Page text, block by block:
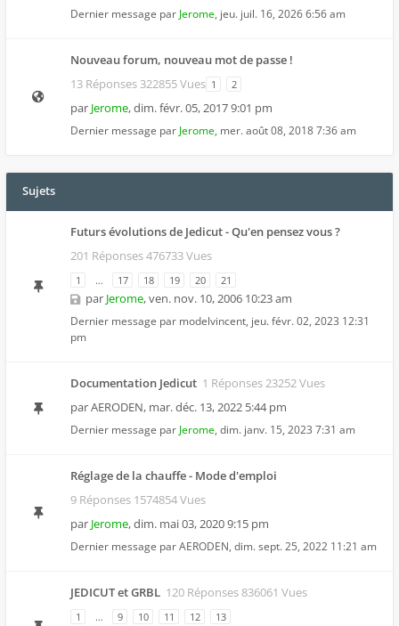
Dernier message par Jerome, jeu. juil. 16, 2026 6:56 am
Nouveau forum, nouveau mot de passe !
13 Réponses 322855 Vues 1 2
par Jerome,dim. févr. 05, 2017 9:01 pm
Dernier message par Jerome, mer. août 08, 2018 7:36 am
Sujets
Futurs évolutions de Jedicut - Qu'en pensez vous ?
201 Réponses 476733 Vues
1 … 17 18 19 20 21
par Jerome,ven. nov. 10, 2006 10:23 am
Dernier message par modelvincent, jeu. févr. 02, 2023 12:31
pm
Documentation Jedicut 1 Réponses 23252 Vues
parAERODEN, mar. déc. 13, 2022 5:44 pm
Dernier message par Jerome, dim. janv. 15, 2023 7:31 am
Réglage de la chauffe - Mode d'emploi
9 Réponses 1574854 Vues
par Jerome,dim. mai 03, 2020 9:15 pm
Dernier message parAERODEN, dim. sept. 25, 2022 11:21 am
JEDICUT et GRBL 120 Réponses 836061 Vues
1 … 9 10 11 12 13